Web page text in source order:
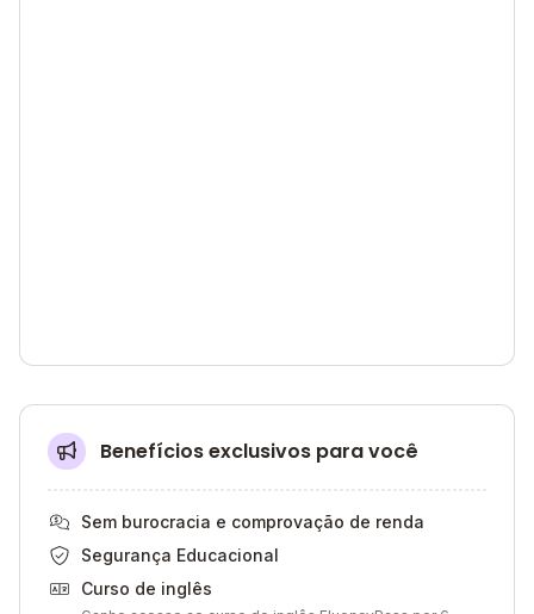
Benefícios exclusivos para você
Sem burocracia e comprovação de renda
Segurança Educacional
Curso de inglês